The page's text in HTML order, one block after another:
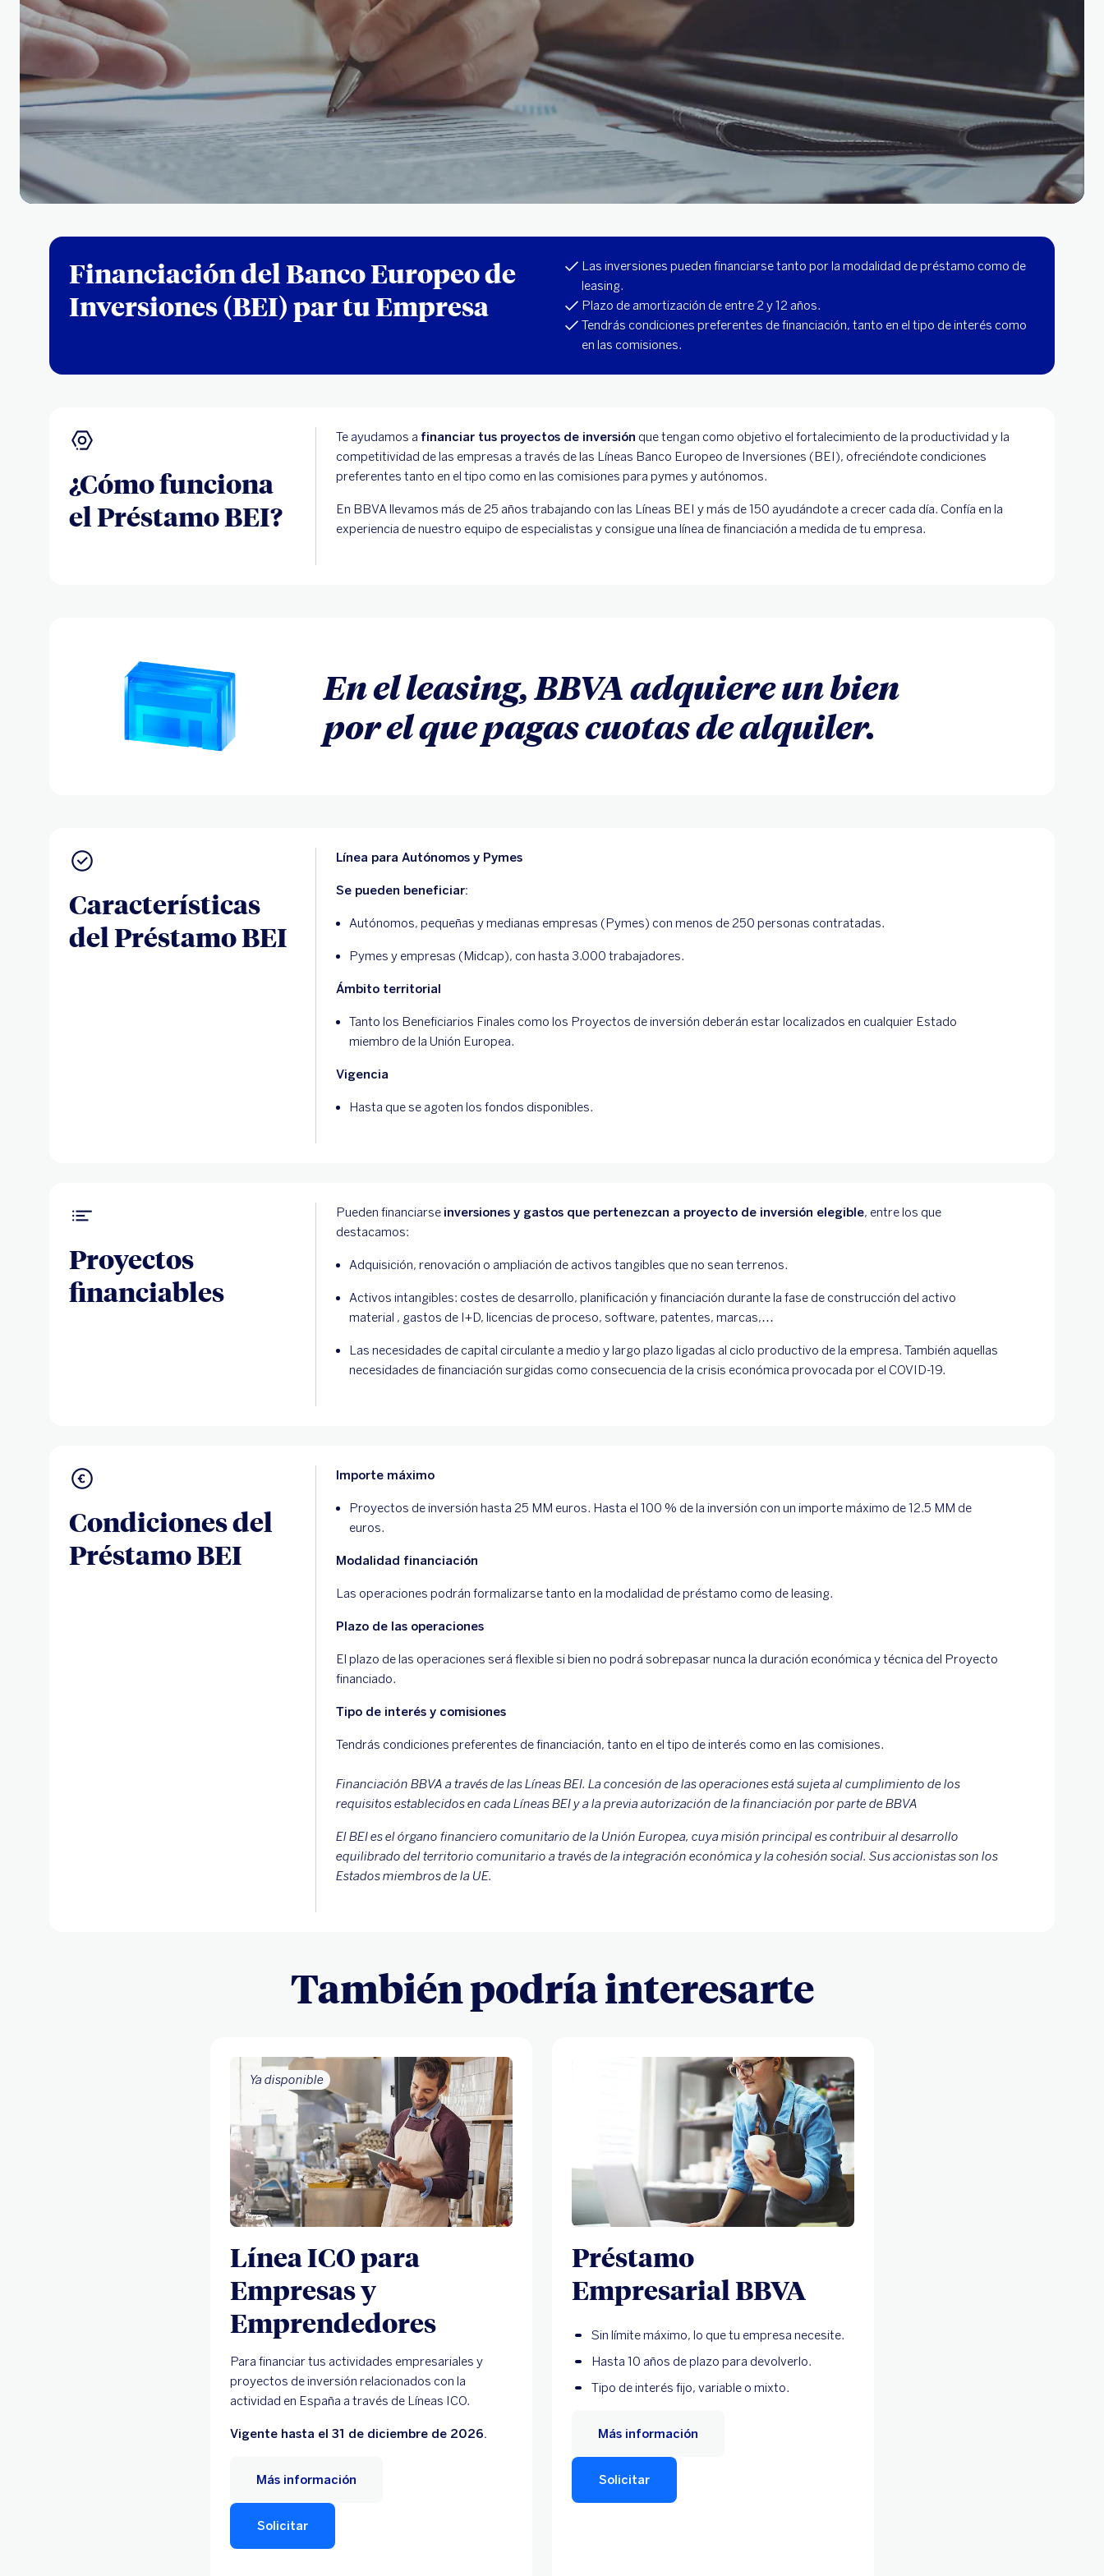
Financiación del Banco Europeo de
Inversiones (BEI) par tu Empresa
Las inversiones pueden financiarse tanto por la modalidad de préstamo como de
leasing.
Plazo de amortización de entre 2 y 12 años.
Tendrás condiciones preferentes de financiación, tanto en el tipo de interés como
en las comisiones.
¿Cómo funciona
el Préstamo BEI?
Te ayudamos a financiar tus proyectos de inversión que tengan como objetivo el fortalecimiento de la productividad y la
competitividad de las empresas a través de las Líneas Banco Europeo de Inversiones (BEI), ofreciéndote condiciones
preferentes tanto en el tipo como en las comisiones para pymes y autónomos.
En BBVA llevamos más de 25 años trabajando con las Líneas BEI y más de 150 ayudándote a crecer cada día. Confía en la
experiencia de nuestro equipo de especialistas y consigue una línea de financiación a medida de tu empresa.
En el leasing, BBVA adquiere un bien
por el que pagas cuotas de alquiler.
Características
del Préstamo BEI
Línea para Autónomos y Pymes
Se pueden beneficiar:
Autónomos, pequeñas y medianas empresas (Pymes) con menos de 250 personas contratadas.
Pymes y empresas (Midcap), con hasta 3.000 trabajadores.
Ámbito territorial
Tanto los Beneficiarios Finales como los Proyectos de inversión deberán estar localizados en cualquier Estado
miembro de la Unión Europea.
Vigencia
Hasta que se agoten los fondos disponibles.
Proyectos
financiables
Pueden financiarse inversiones y gastos que pertenezcan a proyecto de inversión elegible, entre los que
destacamos:
Adquisición, renovación o ampliación de activos tangibles que no sean terrenos.
Activos intangibles: costes de desarrollo, planificación y financiación durante la fase de construcción del activo
material , gastos de I+D, licencias de proceso, software, patentes, marcas,…
Las necesidades de capital circulante a medio y largo plazo ligadas al ciclo productivo de la empresa. También aquellas
necesidades de financiación surgidas como consecuencia de la crisis económica provocada por el COVID-19.
Condiciones del
Préstamo BEI
Importe máximo
Proyectos de inversión hasta 25 MM euros. Hasta el 100 % de la inversión con un importe máximo de 12.5 MM de
euros.
Modalidad financiación
Las operaciones podrán formalizarse tanto en la modalidad de préstamo como de leasing.
Plazo de las operaciones
El plazo de las operaciones será flexible si bien no podrá sobrepasar nunca la duración económica y técnica del Proyecto
financiado.
Tipo de interés y comisiones
Tendrás condiciones preferentes de financiación, tanto en el tipo de interés como en las comisiones.
Financiación BBVA a través de las Líneas BEI. La concesión de las operaciones está sujeta al cumplimiento de los
requisitos establecidos en cada Líneas BEI y a la previa autorización de la financiación por parte de BBVA
​El BEI es el órgano financiero comunitario de la Unión Europea, cuya misión principal es contribuir al desarrollo
equilibrado del territorio comunitario a través de la integración económica y la cohesión social. Sus accionistas son los
Estados miembros de la UE.
También podría interesarte
Ya disponible
Línea ICO para
Empresas y
Emprendedores
Para financiar tus actividades empresariales y
proyectos de inversión relacionados con la
actividad en España a través de Líneas ICO.
Vigente hasta el 31 de diciembre de 2026.
Solicitar
Más información
Préstamo
Empresarial BBVA
Sin límite máximo, lo que tu empresa necesite.
Hasta 10 años de plazo para devolverlo.
Tipo de interés fijo, variable o mixto.
Solicitar
Más información